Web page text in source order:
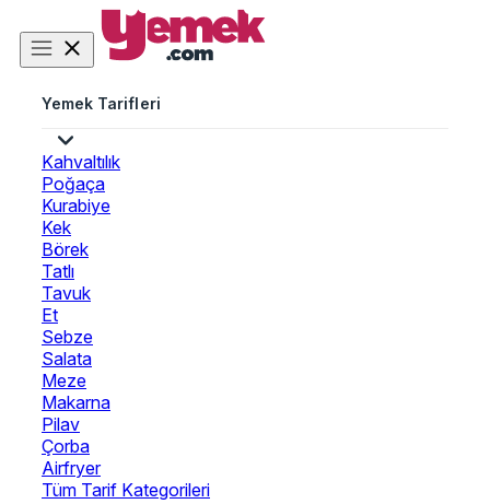
Yemek Tarifleri
Kahvaltılık
Poğaça
Kurabiye
Kek
Börek
Tatlı
Tavuk
Et
Sebze
Salata
Meze
Makarna
Pilav
Çorba
Airfryer
Tüm Tarif Kategorileri